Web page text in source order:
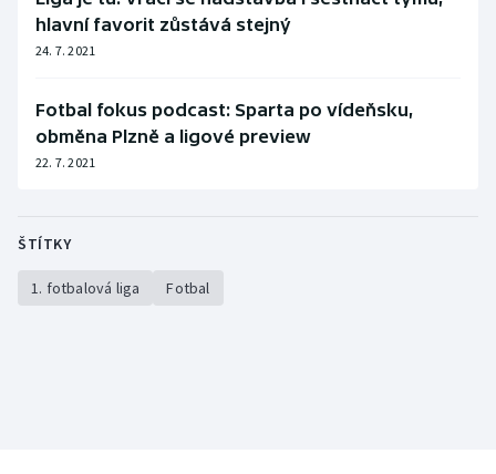
hlavní favorit zůstává stejný
24. 7. 2021
Fotbal fokus podcast: Sparta po vídeňsku,
obměna Plzně a ligové preview
22. 7. 2021
ŠTÍTKY
1. fotbalová liga Fotbal